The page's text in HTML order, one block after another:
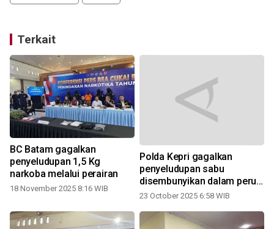
Terkait
BC Batam gagalkan
penyeludupan 1,5 Kg
narkoba melalui perairan
18 November 2025 8:16 WIB
Polda Kepri gagalkan
penyeludupan sabu
disembunyikan dalam perut
penumpang pesawat
23 October 2025 6:58 WIB